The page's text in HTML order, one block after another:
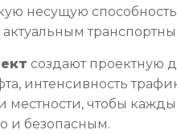
несущую
актуальным
создают проектную
интенсивность
местности, чтобы
и безопасным.